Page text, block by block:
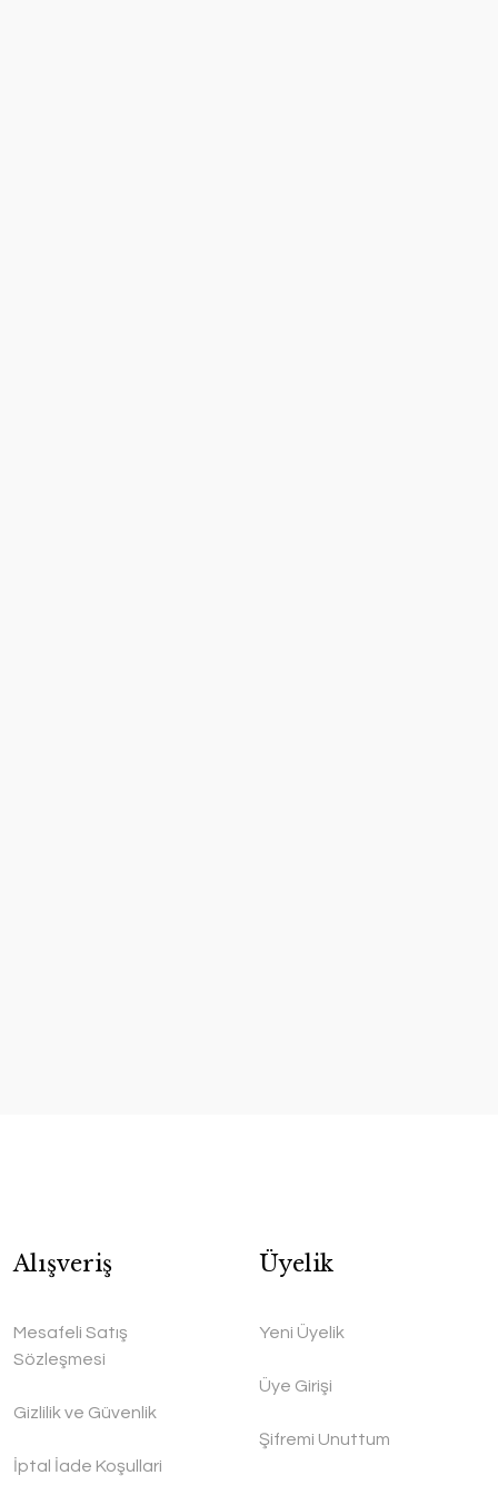
Alışveriş
Mesafeli Satış
Sözleşmesi
Gizlilik ve Güvenlik
İptal İade Koşullari
Üyelik
Yeni Üyelik
Üye Girişi
Şifremi Unuttum